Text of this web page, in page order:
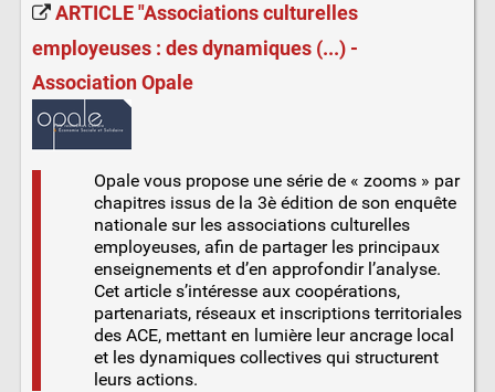
ARTICLE "Associations culturelles
employeuses : des dynamiques (...) -
Association Opale
Opale vous propose une série de « zooms » par
chapitres issus de la 3è édition de son enquête
nationale sur les associations culturelles
employeuses, afin de partager les principaux
enseignements et d’en approfondir l’analyse.
Cet article s’intéresse aux coopérations,
partenariats, réseaux et inscriptions territoriales
des ACE, mettant en lumière leur ancrage local
et les dynamiques collectives qui structurent
leurs actions.